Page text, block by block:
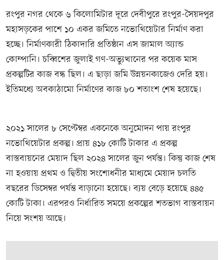
রংপুর নগর থেকে ৬ কিলোমিটার দূরে দেবীপুরে রংপুর-সৈয়দপুর
মহাসড়কের পাশে ১০ একর জমিতে নভোথিয়েটার নির্মাণ করা
হচ্ছে। নির্মাণকারী ঠিকাদারি প্রতিষ্ঠান এস জামাল অ্যান্ড
কোম্পানি। চব্বিশের জুলাই গণ-অভ্যুত্থানের পর কয়েক মাস
প্রকল্পটির কাজ বন্ধ ছিল। এ ছাড়া জমি উন্নয়নকাজেও দেরি হয়।
ইতিমধ্যে অবকাঠামো নির্মাণের কাজ ৮০ শতাংশ শেষ হয়েছে।
২০২১ সালের ৮ সেপ্টেম্বর একনেকে অনুমোদন পায় রংপুর
নভোথিয়েটার প্রকল্প। প্রায় ৪১৮ কোটি টাকার এ প্রকল্প
বাস্তবায়নের মেয়াদ ছিল ২০২৪ সালের জুন পর্যন্ত। কিন্তু কাজ শেষ
না হওয়ায় প্রথম ও দ্বিতীয় সংশোধনীর মাধ্যমে মেয়াদ চলতি
বছরের ডিসেম্বর পর্যন্ত বাড়ানো হয়েছে। ব্যয় বেড়ে হয়েছে ৪৪৫
কোটি টাকা। এরপরও নির্ধারিত সময়ে প্রকল্পের শতভাগ বাস্তবায়ন
নিয়ে সংশয় আছে।